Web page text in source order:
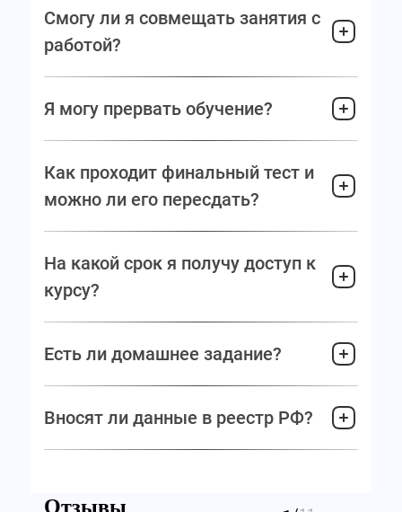
Смогу ли я совмещать занятия с
работой?
Я могу прервать обучение?
Как проходит финальный тест и
можно ли его пересдать?
На какой срок я получу доступ к
курсу?
Есть ли домашнее задание?
Вносят ли данные в реестр РФ?
Отзывы